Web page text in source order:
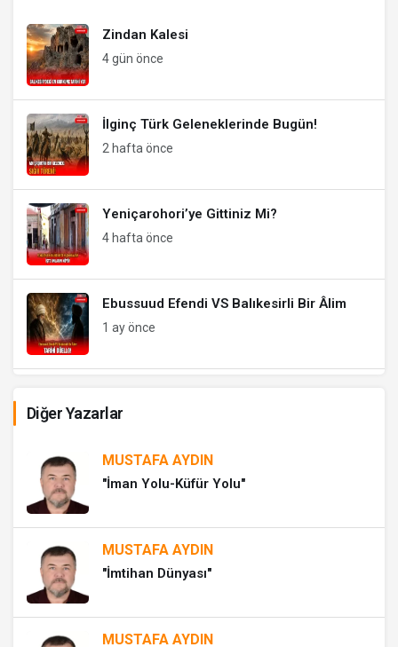
Zindan Kalesi
4 gün önce
İlginç Türk Geleneklerinde Bugün!
2 hafta önce
Yeniçarohori’ye Gittiniz Mi?
4 hafta önce
Ebussuud Efendi VS Balıkesirli Bir Âlim
1 ay önce
2 ay önce
Cemaati Olmayan Cami
Balıkesir’de Golf!
Diğer Yazarlar
MUSTAFA AYDIN
"İman Yolu-Küfür Yolu"
MUSTAFA AYDIN
"İmtihan Dünyası"
MUSTAFA AYDIN